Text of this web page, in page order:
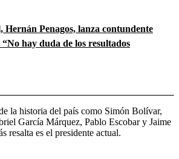
Hernán Penagos, lanza contundente
hay duda de los resultados
la historia del país como Simón Bolívar,
García Márquez, Pablo Escobar y Jaime
resalta es el presidente actual.